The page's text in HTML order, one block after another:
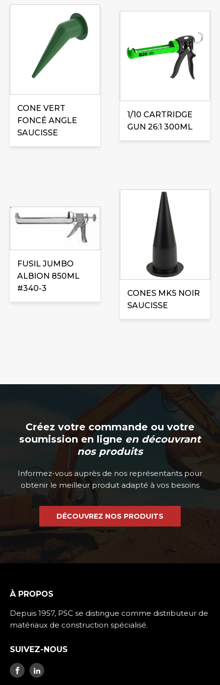
CONE VERT
FONCÉ ANGLE
SAUCISSE
1/10 CARTRIDGE
GUN 26:1 300ML
FUSIL JUMBO
ALBION 850ML
#340-3
CONES MK5 NOIR
SAUCISSE
Créez votre commande ou votre
soumission en ligne en découvrant
nos produits
Informez-vous auprès de nos représentants pour
obtenir le meilleur produit adapté à vos besoins
DÉCOUVREZ NOS PRODUITS
À PROPOS
Depuis 1957, PSC se distingue comme distributeur de
matériaux de construction spécialisé.
SUIVEZ-NOUS